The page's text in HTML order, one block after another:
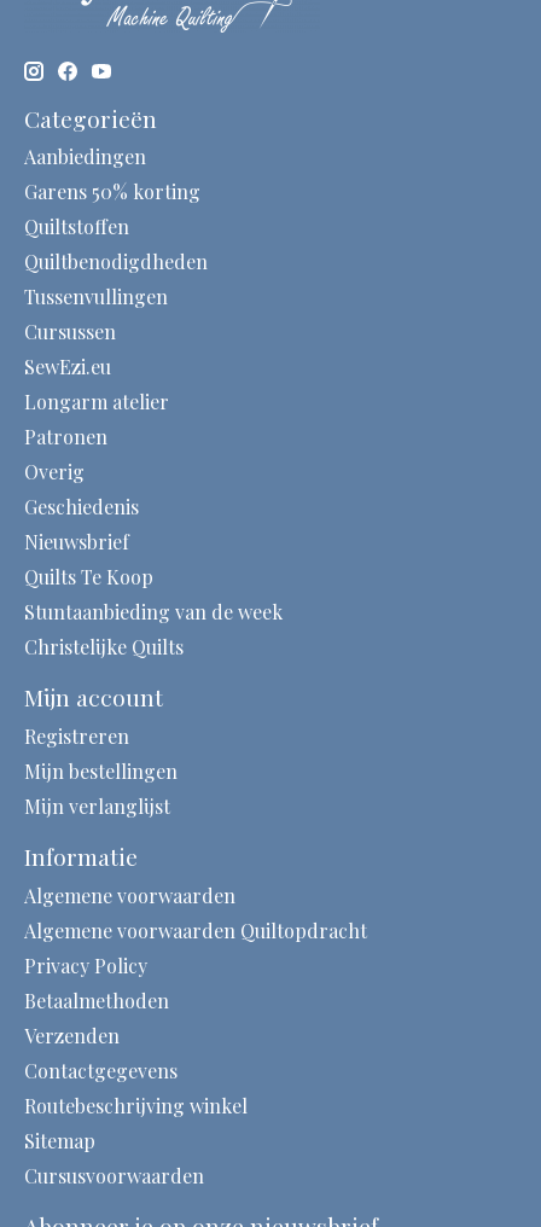
Categorieën
Aanbiedingen
Garens 50% korting
Quiltstoffen
Quiltbenodigdheden
Tussenvullingen
Cursussen
SewEzi.eu
Longarm atelier
Patronen
Overig
Geschiedenis
Nieuwsbrief
Quilts Te Koop
Stuntaanbieding van de week
Christelijke Quilts
Mijn account
Registreren
Mijn bestellingen
Mijn verlanglijst
Informatie
Algemene voorwaarden
Algemene voorwaarden Quiltopdracht
Privacy Policy
Betaalmethoden
Verzenden
Contactgegevens
Routebeschrijving winkel
Sitemap
Cursusvoorwaarden